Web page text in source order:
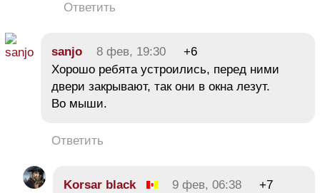
Ответить
sanjo 8 фев, 19:30
+6
Хорошо ребята устроились, перед ними
двери закрывают, так они в окна лезут.
Во мыши.
Ответить
Korsar black 9 фев, 06:38
+7